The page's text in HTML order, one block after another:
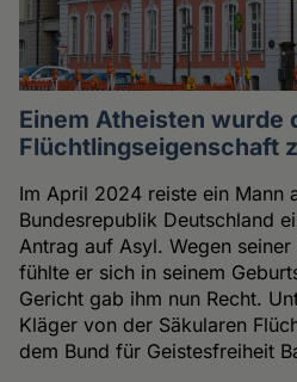
Einem Atheisten wurde
Flüchtlingseigenschaft
Im April 2024 reiste ein Mann
Bundesrepublik Deutschland
Antrag auf Asyl. Wegen
fühlte er sich in seinem
Gericht gab ihm nun Recht.
Kläger von der Säkularen
dem Bund für Geistesfreiheit